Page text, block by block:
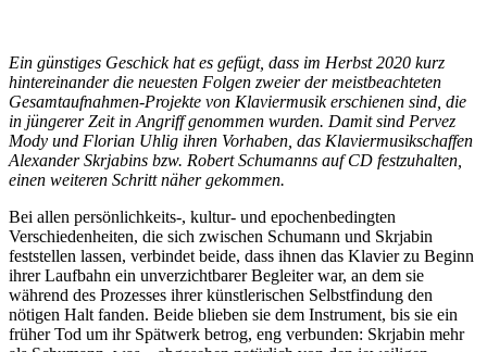
Ein günstiges Geschick hat es gefügt, dass im Herbst 2020 kurz
hintereinander die neuesten Folgen zweier der meistbeachteten
Gesamtaufnahmen-Projekte von Klaviermusik erschienen sind, die
in jüngerer Zeit in Angriff genommen wurden. Damit sind Pervez
Mody und Florian Uhlig ihren Vorhaben, das Klaviermusikschaffen
Alexander Skrjabins bzw. Robert Schumanns auf CD festzuhalten,
einen weiteren Schritt näher gekommen.
Bei allen persönlichkeits-, kultur- und epochenbedingten
Verschiedenheiten, die sich zwischen Schumann und Skrjabin
feststellen lassen, verbindet beide, dass ihnen das Klavier zu Beginn
ihrer Laufbahn ein unverzichtbarer Begleiter war, an dem sie
während des Prozesses ihrer künstlerischen Selbstfindung den
nötigen Halt fanden. Beide blieben sie dem Instrument, bis sie ein
früher Tod um ihr Spätwerk betrog, eng verbunden: Skrjabin mehr